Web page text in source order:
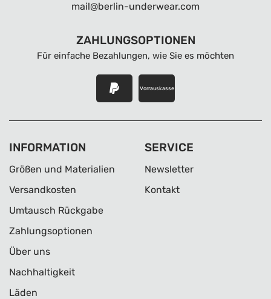
mail@berlin-underwear.com
ZAHLUNGSOPTIONEN
Für einfache Bezahlungen, wie Sie es möchten
Vorrauskasse
INFORMATION
Größen und Materialien
Versandkosten
Umtausch Rückgabe
Zahlungsoptionen
Über uns
Nachhaltigkeit
Läden
SERVICE
Newsletter
Kontakt